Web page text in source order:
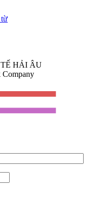
từ
HẢI ÂU
Company